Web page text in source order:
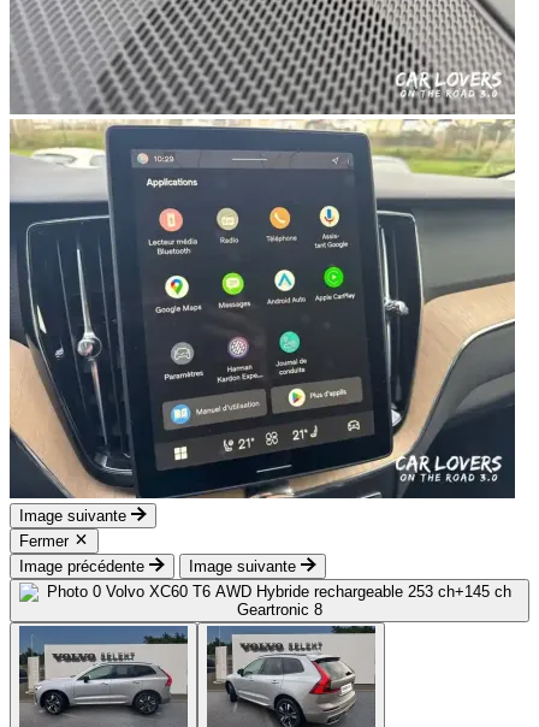
Image suivante
Fermer
Image précédente
Image suivante